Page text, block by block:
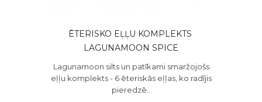
ĒTERISKO EĻĻU KOMPLEKTS ​
LAGUNAMOON SPICE
Lagunamoon silts un patīkami smaržojošs
eļļu komplekts - 6 ēteriskās eļļas, ko radījis
pieredzē..